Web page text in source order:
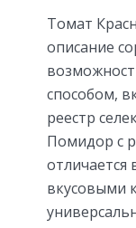
Томат
описание
способом,
реестр
Помидор с
вкусовыми